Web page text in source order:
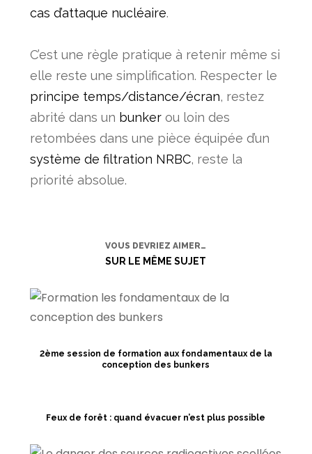
cas d’attaque nucléaire.
C’est une règle pratique à retenir même si
elle reste une simplification. Respecter le
principe temps/distance/écran, restez
abrité dans un bunkerou loin des
retombées dans une pièce équipée d’un
système de filtration NRBC, reste la
priorité absolue.
VOUS DEVRIEZ AIMER…
SUR LE MÊME SUJET
2ème session de formation aux fondamentaux de la
conception des bunkers
Feux de forêt : quand évacuer n’est plus possible